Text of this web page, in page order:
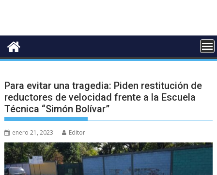
Para evitar una tragedia: Piden restitución de
reductores de velocidad frente a la Escuela
Técnica “Simón Bolívar”
enero 21, 2023 Editor